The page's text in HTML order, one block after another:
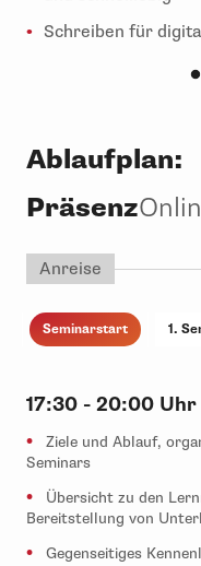
Schreiben für
Ablaufplan:
Präsenz
Anreise
Seminarstart 1.
17:30 - 20:00 Uhr
Ziele und Ablauf,
Seminars
Übersicht zu den
Bereitstellung von
Gegenseitiges